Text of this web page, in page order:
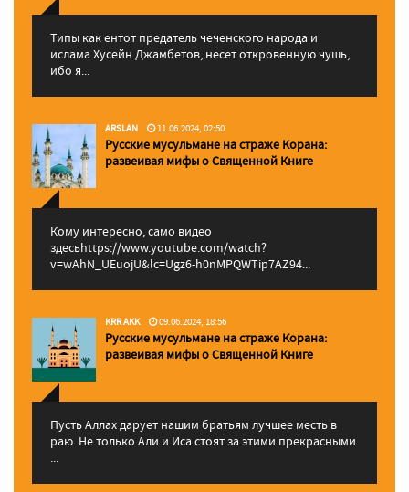
Типы как ентот предатель чеченского народа и
ислама Хусейн Джамбетов, несет откровенную чушь,
ибо я...
ARSLAN 11.06.2024, 02:50
Русские мусульмане на страже Корана:
pазвеивая мифы о Священной Книге
Кому интересно, само видео
здесьhttps://www.youtube.com/watch?
v=wAhN_UEuojU&lc=Ugz6-h0nMPQWTip7AZ94...
KRR AKK 09.06.2024, 18:56
Русские мусульмане на страже Корана:
pазвеивая мифы о Священной Книге
Пусть Аллах дарует нашим братьям лучшее месть в
раю. Не только Али и Иса стоят за этими прекрасными